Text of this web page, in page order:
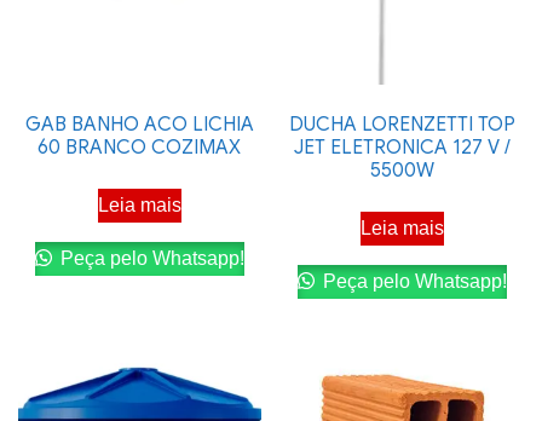
GAB BANHO ACO LICHIA
60 BRANCO COZIMAX
Leia mais
Peça pelo Whatsapp!
DUCHA LORENZETTI TOP
JET ELETRONICA 127 V /
5500W
Leia mais
Peça pelo Whatsapp!